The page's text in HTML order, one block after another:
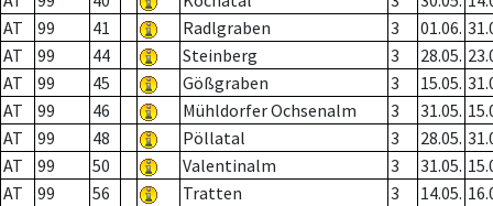
AT
99 41 Radlgraben 3 01.06.
AT
99 44 Steinberg 3 28.05.
AT
99 45 Gößgraben 3 15.05.
AT
99 46 Mühldorfer Ochsenalm 3 31.05.
AT
99 48 Pöllatal 3 28.05.
AT
99 50 Valentinalm 3 31.05.
AT
99 56 Tratten 3 14.05.